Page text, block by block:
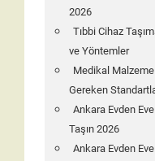
2026
Tıbbi Cihaz
ve Yöntemler
Medikal Malzeme
Gereken
Ankara Evden
Taşın 2026
Ankara Evden